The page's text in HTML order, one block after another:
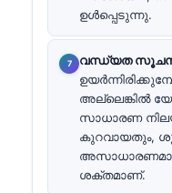
ഉൾപ്പെടുന്നു.
വന്ധ്യത
അല്ലെങ്കിൽ
സാധാരണ
കുറവായതും,
ശക്തമാണ്.